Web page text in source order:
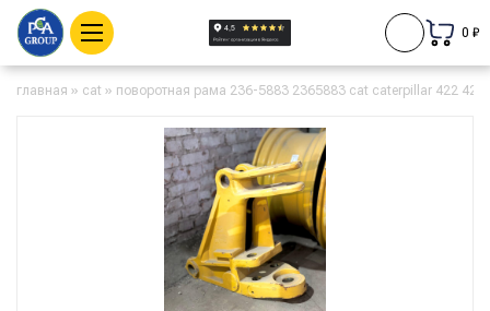
0 ₽
главная » cat » поворотная рама 236-5883 2365883 cat caterpillar 422 428